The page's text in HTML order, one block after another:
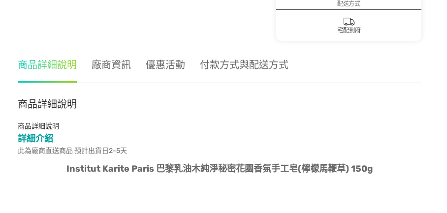
配送方式
宅配到府
商品詳細說明 廠商資訊 優惠活動 付款方式與配送方式
商品詳細說明
商品詳細說明
詳細介紹
此為廠商直送商品 預計出貨日2-5天
Institut Karite Paris 巴黎乳油木純淨秘密花園香氛手工皂(檸檬馬鞭草) 150g